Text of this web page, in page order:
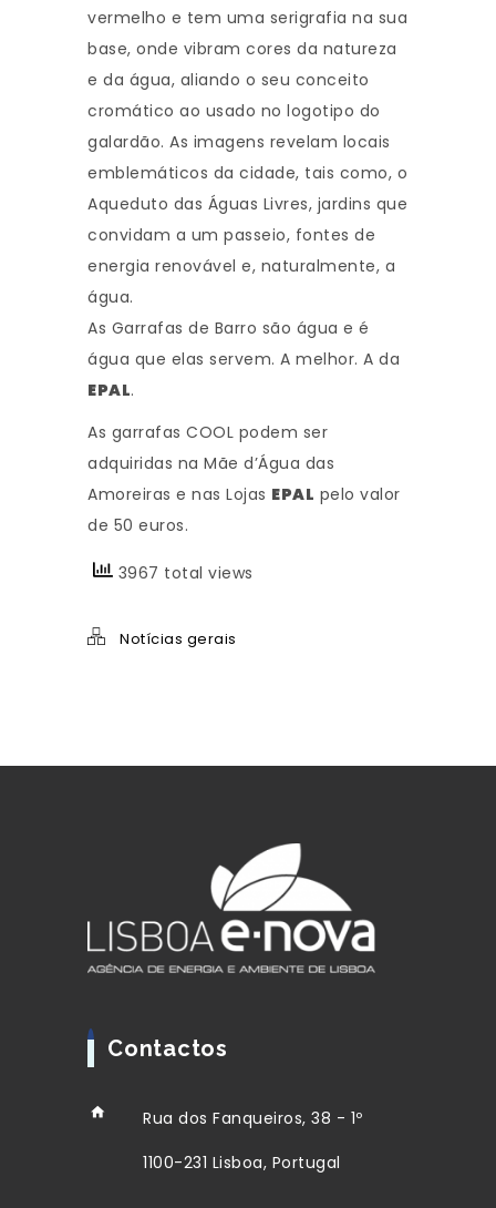
vermelho e tem uma serigrafia na sua
base, onde vibram cores da natureza
e da água, aliando o seu conceito
cromático ao usado no logotipo do
galardão. As imagens revelam locais
emblemáticos da cidade, tais como, o
Aqueduto das Águas Livres, jardins que
convidam a um passeio, fontes de
energia renovável e, naturalmente, a
água.
As Garrafas de Barro são água e é
água que elas servem. A melhor. A da
EPAL.
As garrafas COOL podem ser
adquiridas na Mãe d’Água das
Amoreiras e nas Lojas EPAL pelo valor
de 50 euros.
3967 total views
Notícias gerais
Contactos
Rua dos Fanqueiros, 38 - 1º
1100-231 Lisboa, Portugal